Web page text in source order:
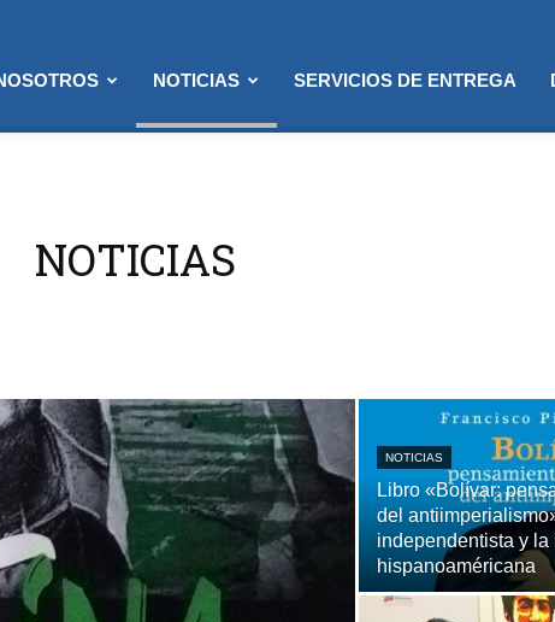
NOTICIAS SERVICIOS DE ENTREGA
NOTICIAS
NOTICIAS
Libro «Bolívar:
del
independentista y la
hispanoaméricana